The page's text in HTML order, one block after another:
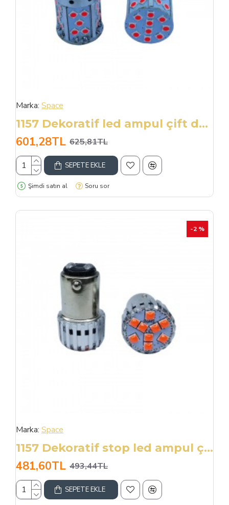
Marka: Space
1157 Dekoratif led ampul çift duy canbuslı kırmızı 12v / LAAM946-1
601,28TL 625,81TL
SEPETE EKLE
Şimdi satın al Soru sor
-2 %
Marka: Space
1157 Dekoratif stop led ampul çift duy kırmızı 12V 4W canbus / LAAM952-1
481,60TL 493,44TL
SEPETE EKLE